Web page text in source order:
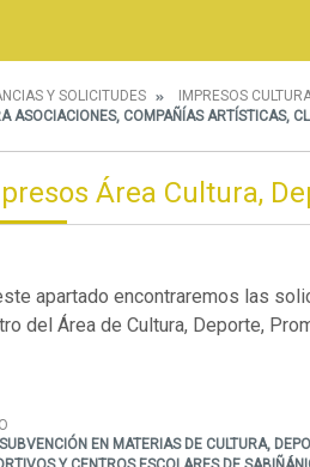
Y SOLICITUDES IMPRESOS
ASOCIACIONES, COMPAÑÍAS ARTÍSTICAS,
Área Cultura,
apartado encontraremos las
del Área de Cultura, Deporte,
SUBVENCIÓN EN MATERIAS DE CULTURA,